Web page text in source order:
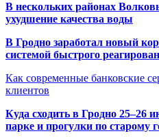
В нескольких районах
ухудшение качества воды
В Гродно заработал новый
системой быстрого
Как современные банковские
клиентов
Куда сходить в Гродно 25–26
парке и прогулки по старому